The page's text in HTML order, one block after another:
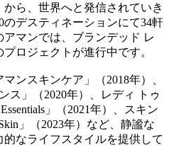
ら、世界へと発信されていき
のデスティネーションにて34軒
マンでは、ブランデッド レ
ロジェクトが進行中です。
ンスキンケア」（2018年）、
ス」（2020年）、レディ トゥ
」（2021年）、スキン
」（2023年）など、静謐な
なライフスタイルを提供して